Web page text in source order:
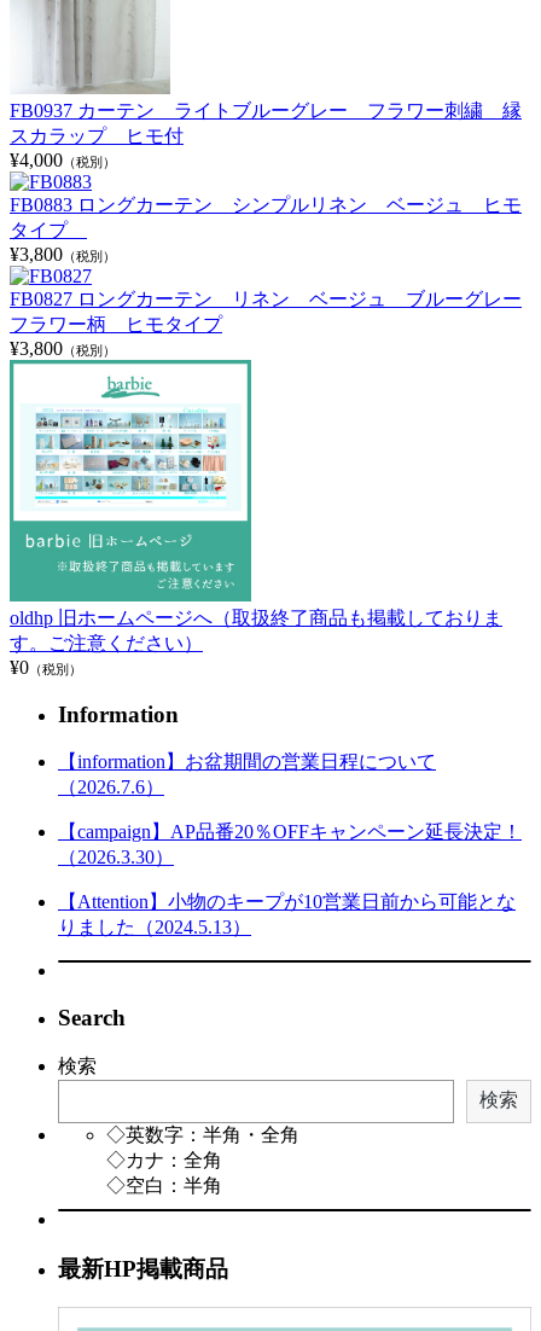
FB0937 カーテン ライトブルーグレー フラワー刺繍 縁
スカラップ ヒモ付
¥4,000 （税別）
FB0883 ロングカーテン シンプルリネン ベージュ ヒモ
タイプ
¥3,800 （税別）
FB0827 ロングカーテン リネン ベージュ ブルーグレー
フラワー柄 ヒモタイプ
¥3,800 （税別）
oldhp 旧ホームページへ（取扱終了商品も掲載しておりま
す。ご注意ください）
¥0 （税別）
Information
【information】お盆期間の営業日程について
（2026.7.6）
【campaign】AP品番20％OFFキャンペーン延長決定！
（2026.3.30）
【Attention】小物のキープが10営業日前から可能とな
りました（2024.5.13）
Search
検索
検索
◇英数字：半角・全角
◇カナ：全角
◇空白：半角
最新HP掲載商品